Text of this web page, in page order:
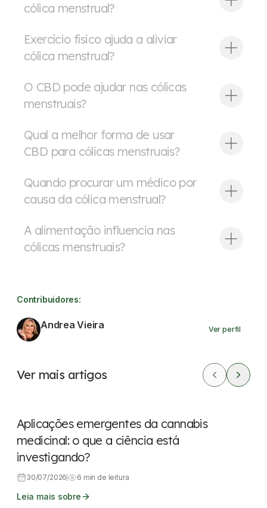
cólica menstrual?
Exercício físico ajuda a aliviar
cólica menstrual?
O CBD pode ajudar nas cólicas
menstruais?
Qual a melhor forma de usar
CBD para cólicas menstruais?
Quando procurar um médico por
causa da cólica menstrual?
A alimentação influencia nas
cólicas menstruais?
Contribuidores:
Andrea Vieira Ver perfil
Ver mais artigos
Dicas rápidas
Aplicações emergentes da cannabis
medicinal: o que a ciência está
investigando?
30/07/2026 6 min de leitura
Leia mais sobre